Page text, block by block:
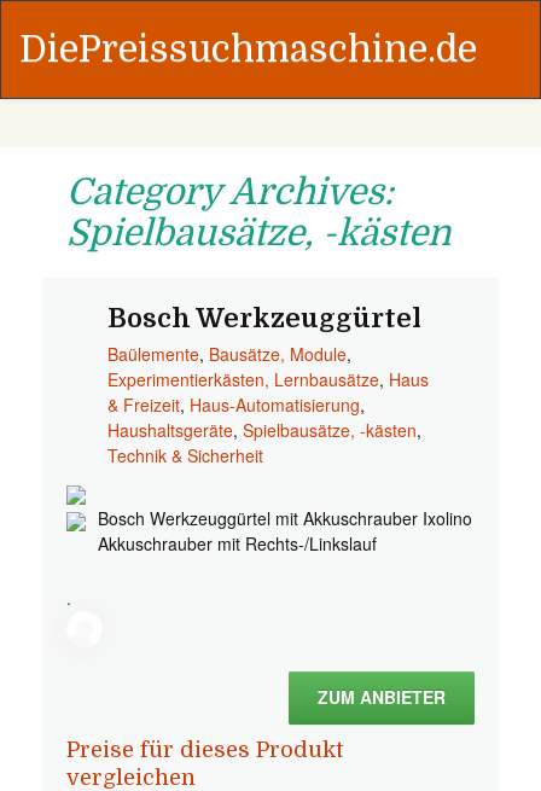
DiePreissuchmaschine.de
Category Archives:
Spielbausätze, -kästen
Bosch Werkzeuggürtel
Baülemente, Bausätze, Module,
Experimentierkästen, Lernbausätze, Haus
& Freizeit, Haus-Automatisierung,
Haushaltsgeräte, Spielbausätze, -kästen,
Technik & Sicherheit
Bosch Werkzeuggürtel mit Akkuschrauber Ixolino
Akkuschrauber mit Rechts-/Linkslauf
.
ZUM ANBIETER
Preise für dieses Produkt
vergleichen